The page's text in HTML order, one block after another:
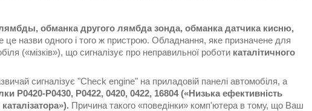
обманка другого лямбда зонда, обманка датчика кисню,
це назви одного і того ж пристрою. Обладнання, яке призначене для
(«мізків»), що сигналізує про неправильної роботи каталітичного
сигналізує "Check engine" на приладовій панелі автомобіля, а
P0420-P0430, P0422, 0420, 0422, 16804 («Низька ефективність
каталізатора»). Причина такого «поведінки» комп'ютера в тому, що Ваш